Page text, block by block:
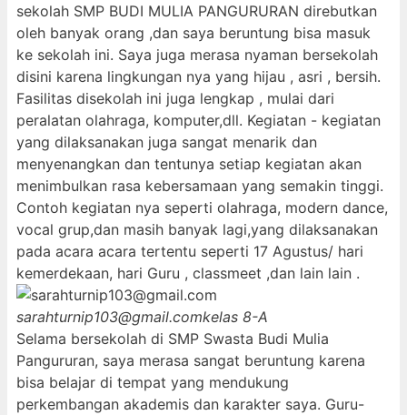
sekolah SMP BUDI MULIA PANGURURAN direbutkan
oleh banyak orang ,dan saya beruntung bisa masuk
ke sekolah ini. Saya juga merasa nyaman bersekolah
disini karena lingkungan nya yang hijau , asri , bersih.
Fasilitas disekolah ini juga lengkap , mulai dari
peralatan olahraga, komputer,dll. Kegiatan - kegiatan
yang dilaksanakan juga sangat menarik dan
menyenangkan dan tentunya setiap kegiatan akan
menimbulkan rasa kebersamaan yang semakin tinggi.
Contoh kegiatan nya seperti olahraga, modern dance,
vocal grup,dan masih banyak lagi,yang dilaksanakan
pada acara acara tertentu seperti 17 Agustus/ hari
kemerdekaan, hari Guru , classmeet ,dan lain lain .
sarahturnip103@gmail.comkelas 8-A
Selama bersekolah di SMP Swasta Budi Mulia
Pangururan, saya merasa sangat beruntung karena
bisa belajar di tempat yang mendukung
perkembangan akademis dan karakter saya. Guru-